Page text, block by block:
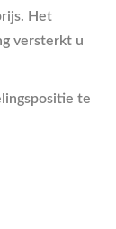
Het
versterkt u
te